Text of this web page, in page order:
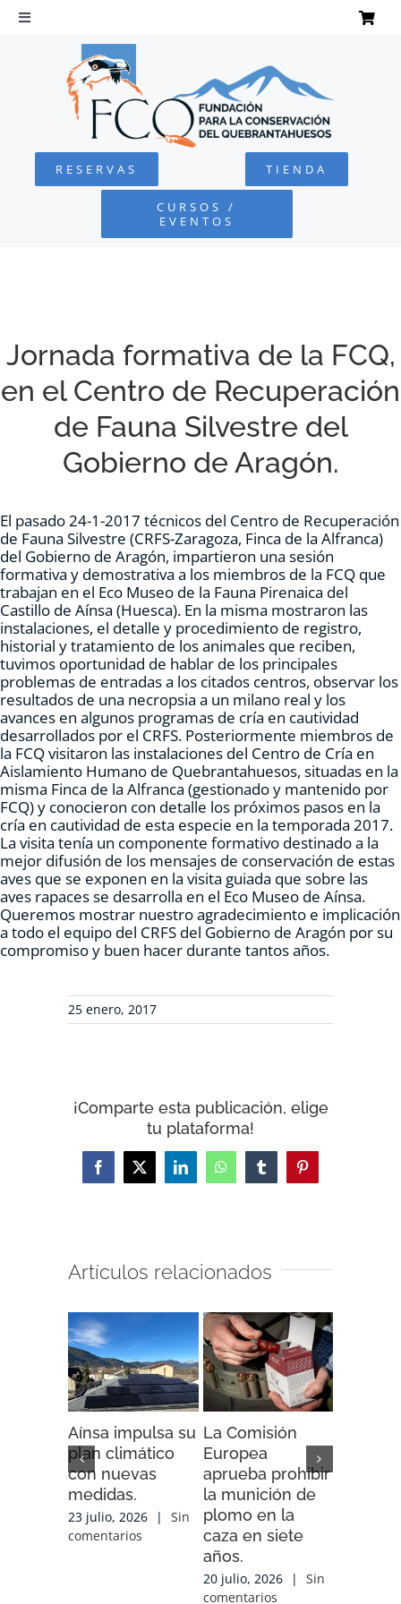
Saltar
Toggle
Navigation
QUEBRANTAHUESOS
FUNDACIÓN
COLABORA
RECURSOS
NOTICIAS
CONTACTO
CARRITO
RESERVAS TIENDA
CURSOS /
EVENTOS
Jornada formativa de la FCQ,
en el Centro de Recuperación
de Fauna Silvestre del
Gobierno de Aragón.
El pasado 24-1-2017 técnicos del Centro de Recuperación
de Fauna Silvestre (CRFS-Zaragoza, Finca de la Alfranca)
del Gobierno de Aragón, impartieron una sesión
formativa y demostrativa a los miembros de la FCQ que
trabajan en el Eco Museo de la Fauna Pirenaica del
Castillo de Aínsa (Huesca). En la misma mostraron las
instalaciones, el detalle y procedimiento de registro,
historial y tratamiento de los animales que reciben,
tuvimos oportunidad de hablar de los principales
problemas de entradas a los citados centros, observar los
resultados de una necropsia a un milano real y los
avances en algunos programas de cría en cautividad
desarrollados por el CRFS. Posteriormente miembros de
la FCQ visitaron las instalaciones del Centro de Cría en
Aislamiento Humano de Quebrantahuesos, situadas en la
misma Finca de la Alfranca (gestionado y mantenido por
FCQ) y conocieron con detalle los próximos pasos en la
cría en cautividad de esta especie en la temporada 2017.
La visita tenía un componente formativo destinado a la
mejor difusión de los mensajes de conservación de estas
aves que se exponen en la visita guiada que sobre las
aves rapaces se desarrolla en el Eco Museo de Aínsa.
Queremos mostrar nuestro agradecimiento e implicación
a todo el equipo del CRFS del Gobierno de Aragón por su
compromiso y buen hacer durante tantos años.
25 enero, 2017
¡Comparte esta publicación, elige
tu plataforma!
Facebook
X LinkedInWhatsAppTumblrPinterest
Artículos relacionados
Aínsa impulsa su
plan climático
con nuevas
medidas.
23 julio, 2026 |
Sin
comentarios
La Comisión
Europea
aprueba prohibir
la munición de
plomo en la
caza en siete
años.
20 julio, 2026 |
Sin
comentarios